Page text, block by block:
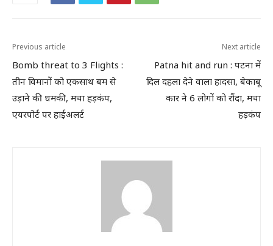
Previous article
Bomb threat to 3 Flights :
तीन विमानों को एकसाथ बम से
उड़ाने की धमकी, मचा हड़कंप,
एयरपोर्ट पर हाईअलर्ट
Next article
Patna hit and run : पटना में
दिल दहला देने वाला हादसा, बेकाबू
कार ने 6 लोगों को रौंदा, मचा
हड़कंप